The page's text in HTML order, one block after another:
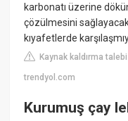
karbonatı üzerine
çözülmesini
kıyafetlerde
Kaynak kaldırma talebi
trendyol.com
Kurumuş çay